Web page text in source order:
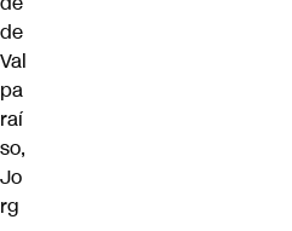
de
Val
pa
raí
so,
Jo
rg